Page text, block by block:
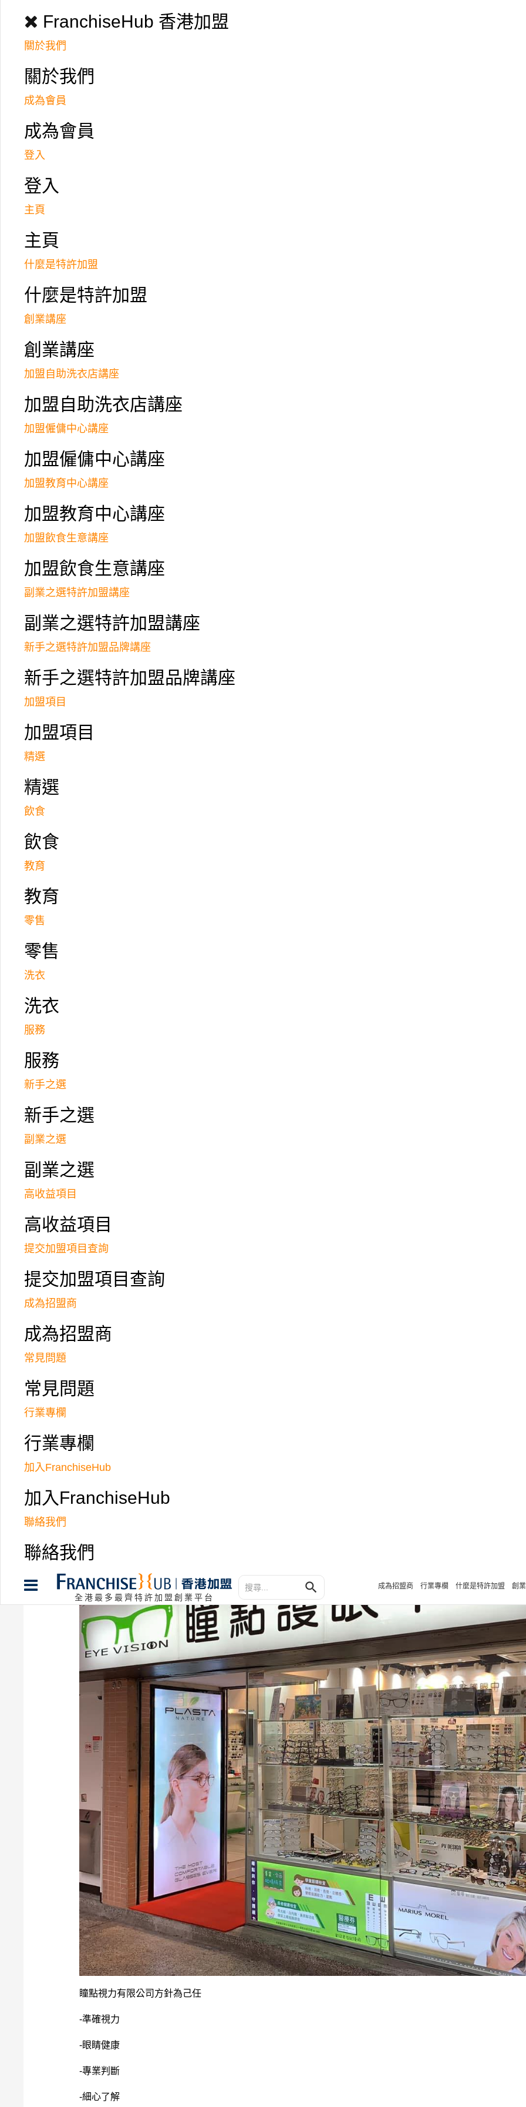
FranchiseHub 香港加盟
關於我們
關於我們
成為會員
成為會員
登入
登入
主頁
主頁
什麼是特許加盟
什麼是特許加盟
創業講座
創業講座
加盟自助洗衣店講座
加盟自助洗衣店講座
加盟僱傭中心講座
加盟僱傭中心講座
加盟教育中心講座
加盟教育中心講座
加盟飲食生意講座
加盟飲食生意講座
副業之選特許加盟講座
副業之選特許加盟講座
新手之選特許加盟品牌講座
新手之選特許加盟品牌講座
加盟項目
加盟項目
精選
精選
飲食
飲食
教育
教育
零售
零售
洗衣
洗衣
服務
服務
新手之選
新手之選
副業之選
副業之選
高收益項目
高收益項目
提交加盟項目查詢
提交加盟項目查詢
成為招盟商
成為招盟商
常見問題
常見問題
行業專欄
行業專欄
加入FranchiseHub
加入FranchiseHub
聯絡我們
聯絡我們
全港最多最齊特許加盟創業平台
search 成為招盟商 行業專欄 什麼是特許加盟 創
光學部份由理工大學註冊一級視光師負責監察，為客人提供更專業、更全面、監察視力情況、了解客人需要
而提供最舒適及最合適的度數，專業判斷客人所需，從而達致公司準則＜瞳點與你·守護視力＞為己任。
瞳點視力有限公司方針為己任
-準確視力
-眼睛健康
-專業判斷
-細心了解